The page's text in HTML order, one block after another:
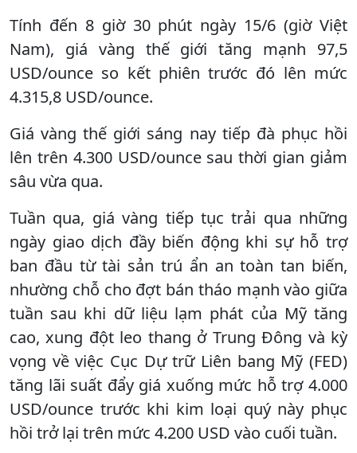
​Tính đến 8 giờ 30 phút ngày 15/6 (giờ Việt
Nam), giá vàng thế giới tăng mạnh 97,5
USD/ounce so kết phiên trước đó lên mức
4.315,8 USD/ounce.
Giá vàng thế giới sáng nay tiếp đà phục hồi
lên trên 4.300 USD/ounce sau thời gian giảm
sâu vừa qua.
Tuần qua, giá vàng tiếp tục trải qua những
ngày giao dịch đầy biến động khi sự hỗ trợ
ban đầu từ tài sản trú ẩn an toàn tan biến,
nhường chỗ cho đợt bán tháo mạnh vào giữa
tuần sau khi dữ liệu lạm phát của Mỹ tăng
cao, xung đột leo thang ở Trung Đông và kỳ
vọng về việc Cục Dự trữ Liên bang Mỹ (FED)
tăng lãi suất đẩy giá xuống mức hỗ trợ 4.000
USD/ounce trước khi kim loại quý này phục
hồi trở lại trên mức 4.200 USD vào cuối tuần.